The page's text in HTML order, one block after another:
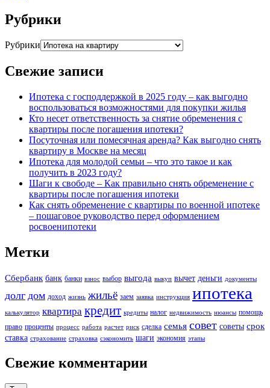
Рубрики
Рубрики
Свежие записи
Ипотека с господдержкой в 2025 году – как выгодно
воспользоваться возможностями для покупки жилья
Кто несет ответственность за снятие обременения с
квартиры после погашения ипотеки?
Посуточная или помесячная аренда? Как выгодно снять
квартиру в Москве на месяц
Ипотека для молодой семьи – что это такое и как
получить в 2023 году?
Шаги к свободе – Как правильно снять обременение с
квартиры после погашения ипотеки
Как снять обременение с квартиры по военной ипотеке
– пошаговое руководство перед оформлением
росвоенипотеки
Метки
Сбербанк банк банки взнос выбор выгода выкуп вычет деньги документы
долг дом доход жизнь жильё заем заявка инструкция ипотека
калькулятор квартира кредит кредиты налог недвижимость нюансы помощь
право проценты процесс работа расчет риск сделка семья совет советы срок
ставка страхование страховка сэкономить шаги экономия этапы
Свежие комментарии